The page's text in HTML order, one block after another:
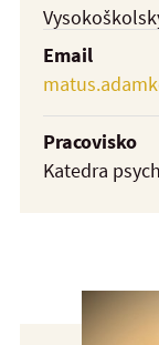
Email
Pracovisko
Katedra